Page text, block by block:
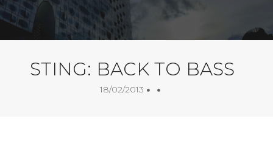
STING: BACK TO BASS
18/02/2013